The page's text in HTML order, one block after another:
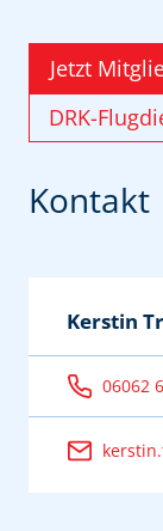
Jetzt
DRK-
Kontakt
Kerstin
06062